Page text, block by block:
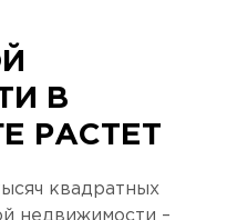
В
РАСТЕТ
квадратных
недвижимости –